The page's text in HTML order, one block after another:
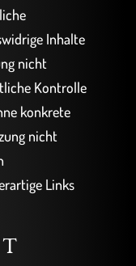
Inhalte
nicht
Kontrolle
konkrete
nicht
Links